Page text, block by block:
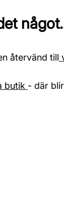
återvänd till
butik - där